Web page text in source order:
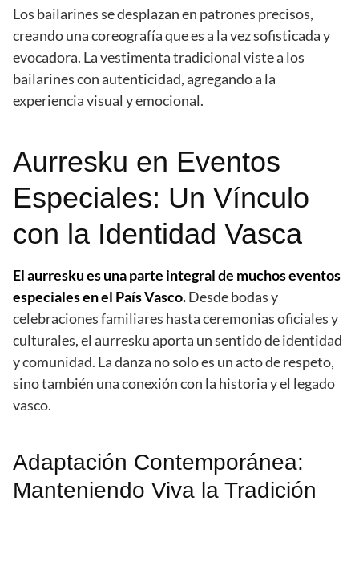
Los bailarines se desplazan en patrones precisos,
creando una coreografía que es a la vez sofisticada y
evocadora. La vestimenta tradicional viste a los
bailarines con autenticidad, agregando a la
experiencia visual y emocional.
Aurresku en Eventos
Especiales: Un Vínculo
con la Identidad Vasca
El aurresku es una parte integral de muchos eventos
especiales en el País Vasco.Desde bodas y
celebraciones familiares hasta ceremonias oficiales y
culturales, el aurresku aporta un sentido de identidad
y comunidad. La danza no solo es un acto de respeto,
sino también una conexión con la historia y el legado
vasco.
Adaptación Contemporánea:
Manteniendo Viva la Tradición